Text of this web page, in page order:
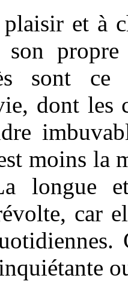
et à
sont
dont les
moins la
longue
car